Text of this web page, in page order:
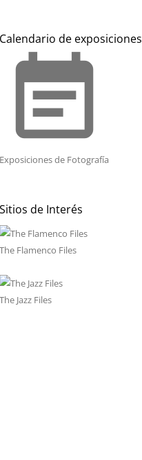
Calendario de exposiciones
event_note
Exposiciones de Fotografía
Sitios de Interés
The Flamenco Files
The Jazz Files